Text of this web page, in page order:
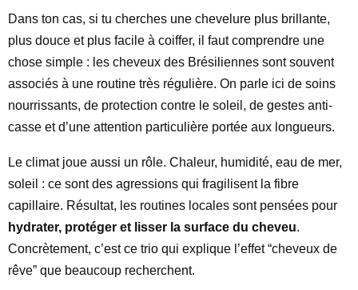
Dans ton cas, si tu cherches une chevelure plus brillante,
plus douce et plus facile à coiffer, il faut comprendre une
chose simple : les cheveux des Brésiliennes sont souvent
associés à une routine très régulière. On parle ici de soins
nourrissants, de protection contre le soleil, de gestes anti-
casse et d’une attention particulière portée aux longueurs.
Le climat joue aussi un rôle. Chaleur, humidité, eau de mer,
soleil : ce sont des agressions qui fragilisent la fibre
capillaire. Résultat, les routines locales sont pensées pour
hydrater, protéger et lisser la surface du cheveu.
Concrètement, c’est ce trio qui explique l’effet “cheveux de
rêve” que beaucoup recherchent.